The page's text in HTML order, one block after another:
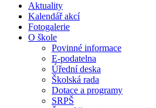
Aktuality
Kalendář akcí
Fotogalerie
O škole
Povinné informace
E-podatelna
Úřední deska
Školská rada
Dotace a programy
SRPŠ